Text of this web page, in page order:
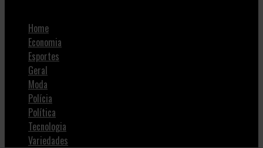
Home
Economia
Esportes
Geral
Moda
Polícia
Política
Tecnologia
Variedades